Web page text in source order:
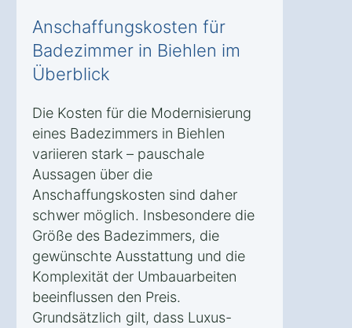
Anschaffungskosten für
Badezimmer in Biehlen im
Überblick
Die Kosten für die Modernisierung
eines Badezimmers in Biehlen
variieren stark – pauschale
Aussagen über die
Anschaffungskosten sind daher
schwer möglich. Insbesondere die
Größe des Badezimmers, die
gewünschte Ausstattung und die
Komplexität der Umbauarbeiten
beeinflussen den Preis.
Grundsätzlich gilt, dass Luxus-